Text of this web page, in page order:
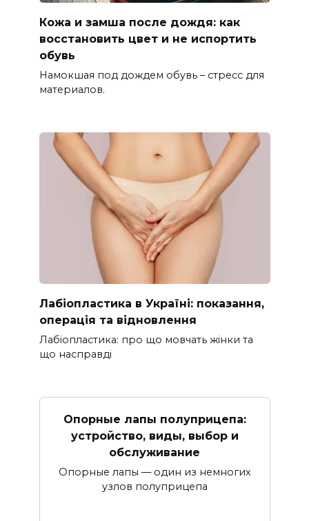
Кожа и замша после дождя: как
восстановить цвет и не испортить
обувь
Намокшая под дождем обувь – стресс для
материалов.
Лабіопластика в Україні: показання,
операція та відновлення
Лабіопластика: про що мовчать жінки та
що насправді
Опорные лапы полуприцепа:
устройство, виды, выбор и
обслуживание
Опорные лапы — один из немногих
узлов полуприцепа